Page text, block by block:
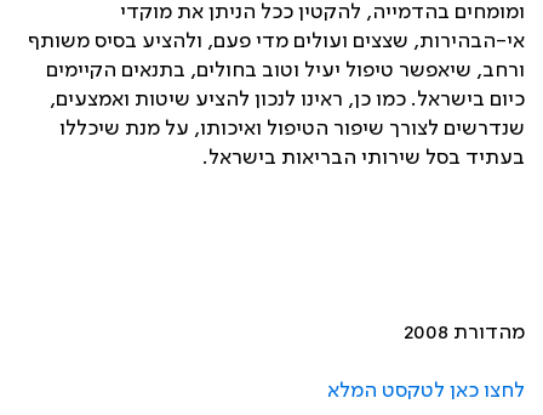
ומומחים בהדמייה, להקטין ככל הניתן את מוקדי
אי-הבהירות, שצצים ועולים מדי פעם, ולהציע בסיס משותף
ורחב, שיאפשר טיפול יעיל וטוב בחולים, בתנאים הקיימים
כיום בישראל. כמו כן, ראינו לנכון להציע שיטות ואמצעים,
שנדרשים לצורך שיפור הטיפול ואיכותו, על מנת שיכללו
בעתיד בסל שירותי הבריאות בישראל.
מהדורת 2008
לחצו כאן לטקסט המלא